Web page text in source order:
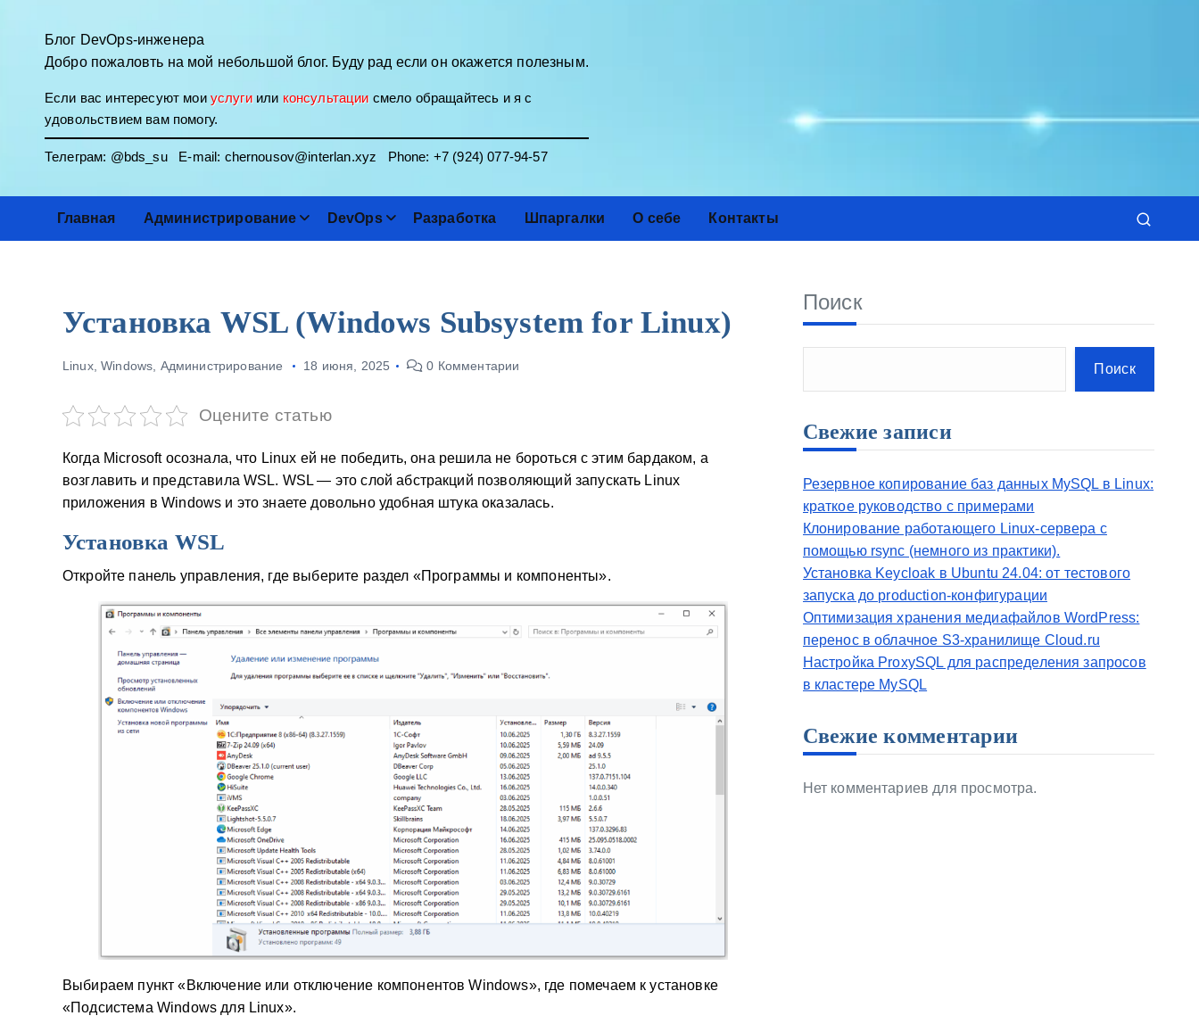
Блог DevOps-инженера
Добро пожаловть на мой небольшой блог. Буду рад если он окажется полезным.
Если вас интересуют мои услугиили консультациисмело обращайтесь и я с
удовольствием вам помогу.
Телеграм: @bds_suE-mail: chernousov@interlan.xyz Phone: +7 (924) 077-94-57
Главная Администрирование DevOps Разработка Шпаргалки О себе Контакты
Установка WSL (Windows Subsystem for Linux)
Linux,Windows Администрирование 18 июня, 2025 0 Комментарии
Оцените статью
Когда Microsoft осознала, что Linux ей не победить, она решила не бороться с этим бардаком, а
возглавить и представила WSL. WSL — это слой абстракций позволяющий запускать Linux
приложения в Windows и это знаете довольно удобная штука оказалась.
Установка WSL
Откройте панель управления, где выберите раздел «Программы и компоненты».
Выбираем пункт «Включение или отключение компонентов Windows», где помечаем к установке
«Подсистема Windows для Linux».
Поиск
Поиск
Свежие записи
Резервное копирование баз данных MySQL в Linux:
краткое руководство с примерами
Клонирование работающего Linux-сервера с
помощью rsync (немного из практики).
Установка Keycloak в Ubuntu 24.04: от тестового
запуска до production-конфигурации
Оптимизация хранения медиафайлов WordPress:
перенос в облачное S3-хранилище Cloud.ru
Настройка ProxySQL для распределения запросов
в кластере MySQL
Свежие комментарии
Нет комментариев для просмотра.